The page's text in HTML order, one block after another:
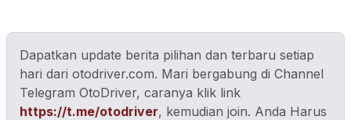
Dapatkan update berita pilihan dan terbaru setiap
hari dari otodriver.com. Mari bergabung di Channel
Telegram OtoDriver, caranya klik link
https://t.me/otodriver, kemudian join. Anda Harus